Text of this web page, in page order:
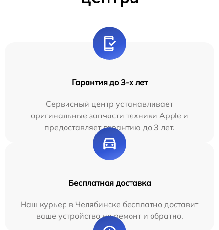
Гарантия до 3-х лет
Сервисный центр устанавливает
оригинальные запчасти техники Apple и
предоставляет гарантию до 3 лет.
Бесплатная доставка
Наш курьер в Челябинске бесплатно доставит
ваше устройство на ремонт и обратно.